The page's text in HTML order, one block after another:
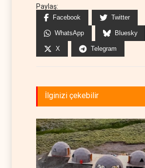
Paylaş:
Facebook Twitter
WhatsApp Bluesky
X Telegram
İlginizi çekebilir